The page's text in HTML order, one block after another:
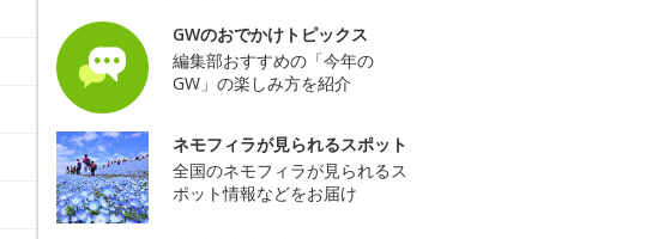
GWのおでかけトピックス
編集部おすすめの「今年の
GW」の楽しみ方を紹介
ネモフィラが見られるスポット
全国のネモフィラが見られるス
ポット情報などをお届け